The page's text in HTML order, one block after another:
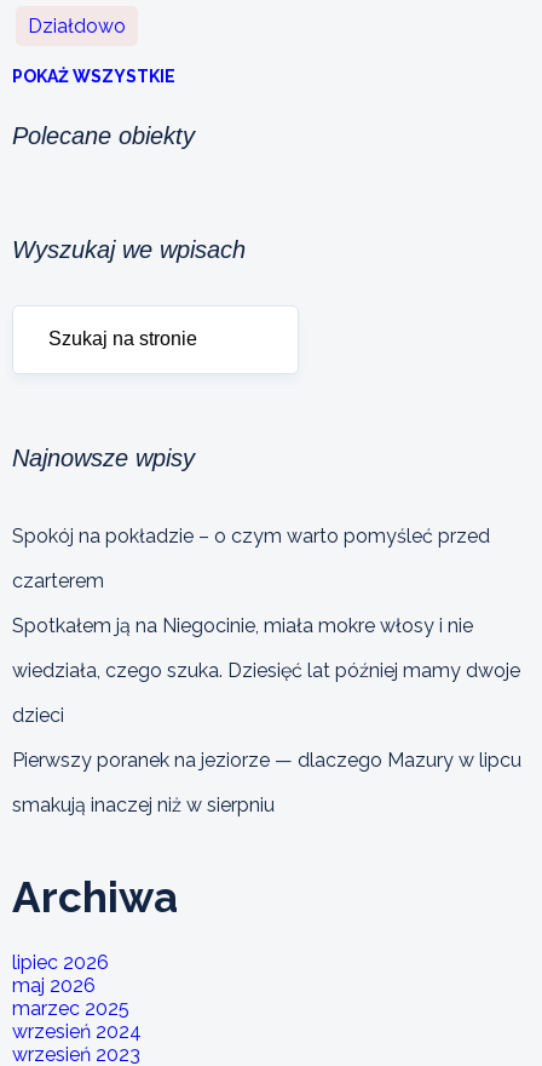
Działdowo
POKAŻ WSZYSTKIE
Polecane obiekty
Wyszukaj we wpisach
Najnowsze wpisy
Spokój na pokładzie – o czym warto pomyśleć przed
czarterem
Spotkałem ją na Niegocinie, miała mokre włosy i nie
wiedziała, czego szuka. Dziesięć lat później mamy dwoje
dzieci
Pierwszy poranek na jeziorze — dlaczego Mazury w lipcu
smakują inaczej niż w sierpniu
Archiwa
lipiec 2026
maj 2026
marzec 2025
wrzesień 2024
wrzesień 2023